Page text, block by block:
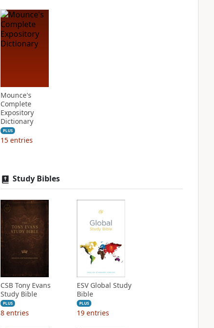
Mounce's
Complete
Expository
Dictionary
PLUS
15 entries
Study Bibles
CSB Tony Evans
Study Bible
PLUS
8 entries
ESV Global Study
Bible
PLUS
19 entries